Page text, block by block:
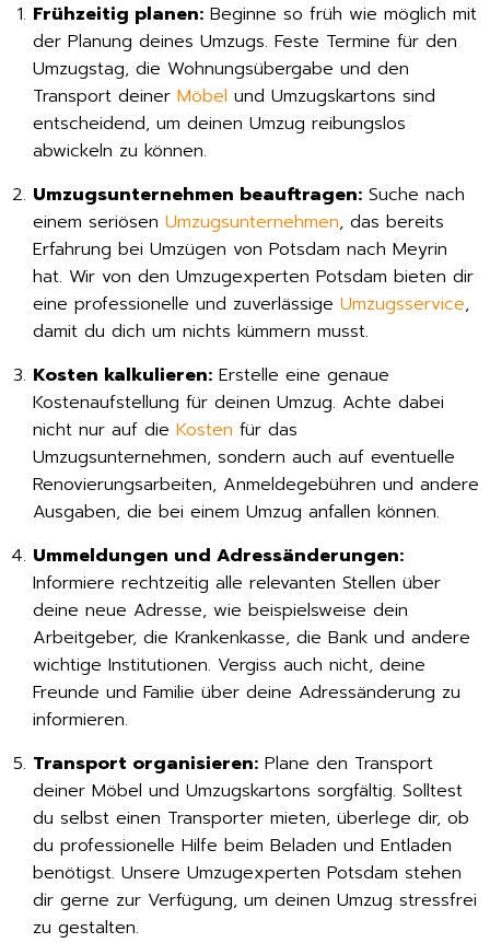
Frühzeitig planen: Beginne so früh wie möglich mit
der Planung deines Umzugs. Feste Termine für den
Umzugstag, die Wohnungsübergabe und den
Transport deiner Möbel und Umzugskartons sind
entscheidend, um deinen Umzug reibungslos
abwickeln zu können.
Umzugsunternehmen beauftragen: Suche nach
einem seriösen Umzugsunternehmen, das bereits
Erfahrung bei Umzügen von Potsdam nach Meyrin
hat. Wir von den Umzugexperten Potsdam bieten dir
eine professionelle und zuverlässige Umzugsservice,
damit du dich um nichts kümmern musst.
Kosten kalkulieren: Erstelle eine genaue
Kostenaufstellung für deinen Umzug. Achte dabei
nicht nur auf die Kosten für das
Umzugsunternehmen, sondern auch auf eventuelle
Renovierungsarbeiten, Anmeldegebühren und andere
Ausgaben, die bei einem Umzug anfallen können.
Ummeldungen und Adressänderungen:
Informiere rechtzeitig alle relevanten Stellen über
deine neue Adresse, wie beispielsweise dein
Arbeitgeber, die Krankenkasse, die Bank und andere
wichtige Institutionen. Vergiss auch nicht, deine
Freunde und Familie über deine Adressänderung zu
informieren.
Transport organisieren: Plane den Transport
deiner Möbel und Umzugskartons sorgfältig. Solltest
du selbst einen Transporter mieten, überlege dir, ob
du professionelle Hilfe beim Beladen und Entladen
benötigst. Unsere Umzugexperten Potsdam stehen
dir gerne zur Verfügung, um deinen Umzug stressfrei
zu gestalten.